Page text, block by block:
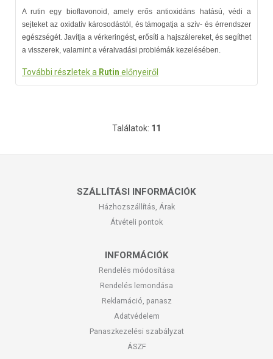
A rutin egy bioflavonoid, amely erős antioxidáns hatású, védi a
sejteket az oxidatív károsodástól, és támogatja a szív- és érrendszer
egészségét. Javítja a vérkeringést, erősíti a hajszálereket, és segíthet
a visszerek, valamint a véralvadási problémák kezelésében.
További részletek a Rutin előnyeiről
Találatok: 11
SZÁLLÍTÁSI INFORMÁCIÓK
Házhozszállítás, Árak
Átvételi pontok
INFORMÁCIÓK
Rendelés módosítása
Rendelés lemondása
Reklamáció, panasz
Adatvédelem
Panaszkezelési szabályzat
ÁSZF